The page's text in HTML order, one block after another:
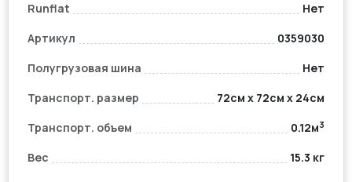
Runflat
Нет
Артикул
0359030
Полугрузовая шина
Нет
Транспорт. размер
72см x 72см x 24см
Транспорт. объем
0.12м3
Вес 15.3 кг